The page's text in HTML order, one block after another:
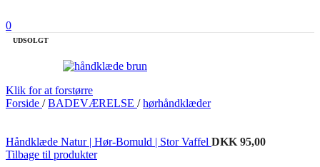
0
UDSOLGT
Klik for at forstørre
Forside / BADEVÆRELSE / hørhåndklæder
Håndklæde Natur | Hør-Bomuld | Stor Vaffel DKK 95,00
Tilbage til produkter